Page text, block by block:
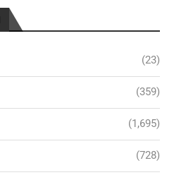
(23)
(359)
(1,695)
(728)